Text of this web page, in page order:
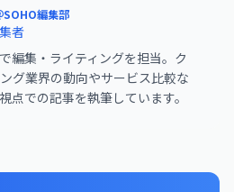
SOHO編集部
者
編集・ライティングを担当。ク
グ業界の動向やサービス比較な
点での記事を執筆しています。